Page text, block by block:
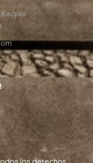
los derechos